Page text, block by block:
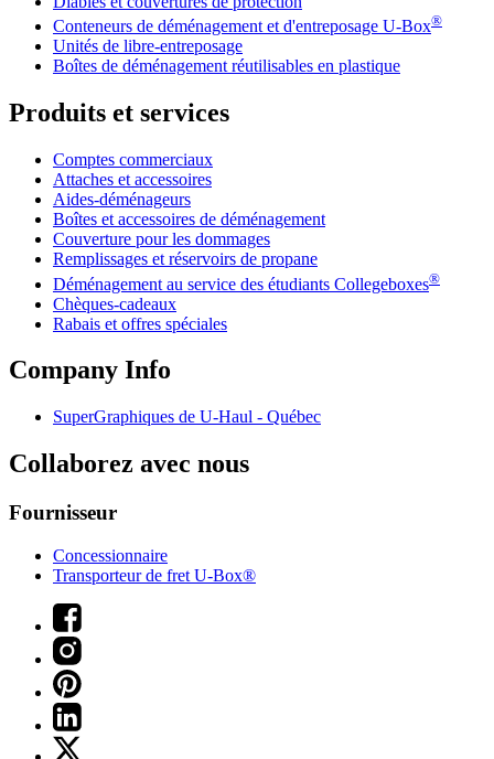
Conteneurs de déménagement et d'entreposage U-Box®
Unités de libre-entreposage
Boîtes de déménagement réutilisables en plastique
Produits et services
Comptes commerciaux
Attaches et accessoires
Aides-déménageurs
Boîtes et accessoires de déménagement
Couverture pour les dommages
Remplissages et réservoirs de propane
Déménagement au service des étudiants Collegeboxes®
Chèques-cadeaux
Rabais et offres spéciales
Company Info
SuperGraphiques de U-Haul - Québec
Collaborez avec nous
Fournisseur
Concessionnaire
Transporteur de fret U-Box®